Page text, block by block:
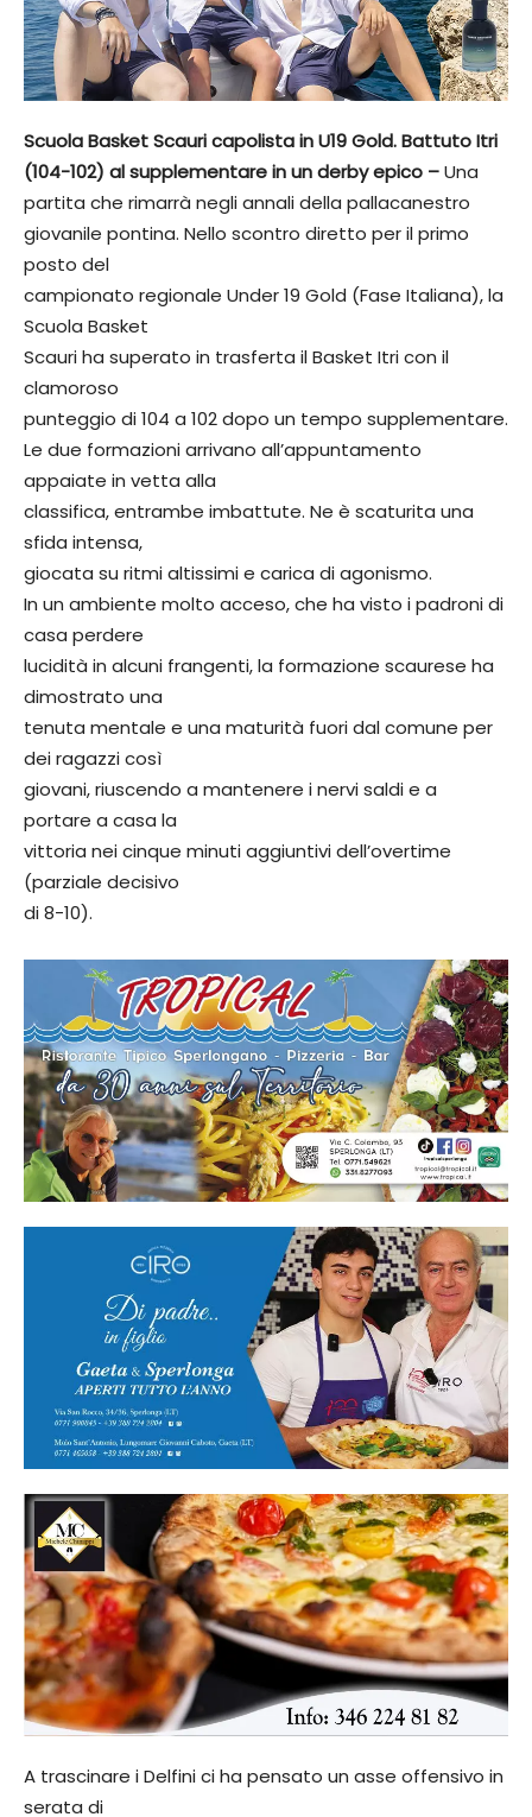
Scuola Basket Scauri capolista in U19 Gold. Battuto Itri
(104-102) al supplementare in un derby epico –Una
partita che rimarrà negli annali della pallacanestro
giovanile pontina. Nello scontro diretto per il primo
posto del
campionato regionale Under 19 Gold (Fase Italiana), la
Scuola Basket
Scauri ha superato in trasferta il Basket Itri con il
clamoroso
punteggio di 104 a 102 dopo un tempo supplementare.
Le due formazioni arrivano all’appuntamento
appaiate in vetta alla
classifica, entrambe imbattute. Ne è scaturita una
sfida intensa,
giocata su ritmi altissimi e carica di agonismo.
In un ambiente molto acceso, che ha visto i padroni di
casa perdere
lucidità in alcuni frangenti, la formazione scaurese ha
dimostrato una
tenuta mentale e una maturità fuori dal comune per
dei ragazzi così
giovani, riuscendo a mantenere i nervi saldi e a
portare a casa la
vittoria nei cinque minuti aggiuntivi dell’overtime
(parziale decisivo
di 8-10).
A trascinare i Delfini ci ha pensato un asse offensivo in
serata di